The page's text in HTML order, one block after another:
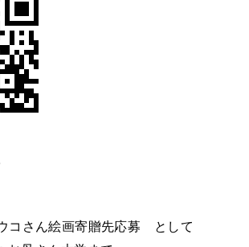
コさん絵画寄贈先応募 として